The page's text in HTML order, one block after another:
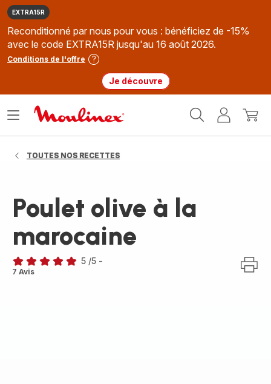
EXTRA15R
Reconditionné par nous pour vous : bénéficiez de -15%
avec le code EXTRA15R jusqu'au 16 août 2026.
Conditions de l'offre
Je découvre
MonMon
Ouvrir
TOUTES NOS RECETTES
Poulet olive à la
marocaine
Avis
5 /5 -
7 Avis